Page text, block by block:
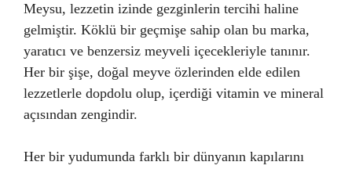
Meysu, lezzetin izinde gezginlerin tercihi haline
gelmiştir. Köklü bir geçmişe sahip olan bu marka,
yaratıcı ve benzersiz meyveli içecekleriyle tanınır.
Her bir şişe, doğal meyve özlerinden elde edilen
lezzetlerle dopdolu olup, içerdiği vitamin ve mineral
açısından zengindir.
Her bir yudumunda farklı bir dünyanın kapılarını